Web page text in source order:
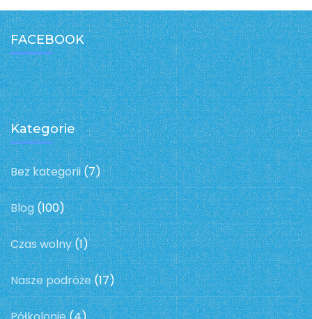
FACEBOOK
Kategorie
Bez kategorii(7)
Blog(100)
Czas wolny(1)
Nasze podróże(17)